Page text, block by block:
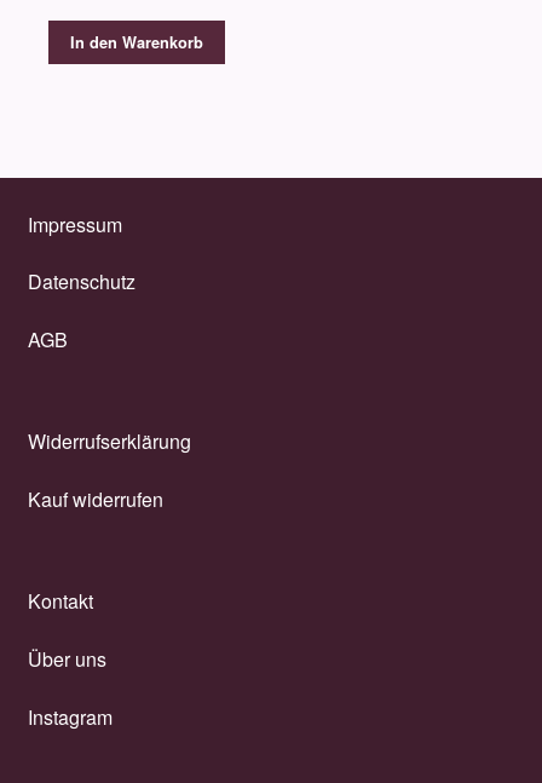
In den Warenkorb
Impressum
Datenschutz
AGB
Widerrufserklärung
Kauf widerrufen
Kontakt
Über uns
Instagram